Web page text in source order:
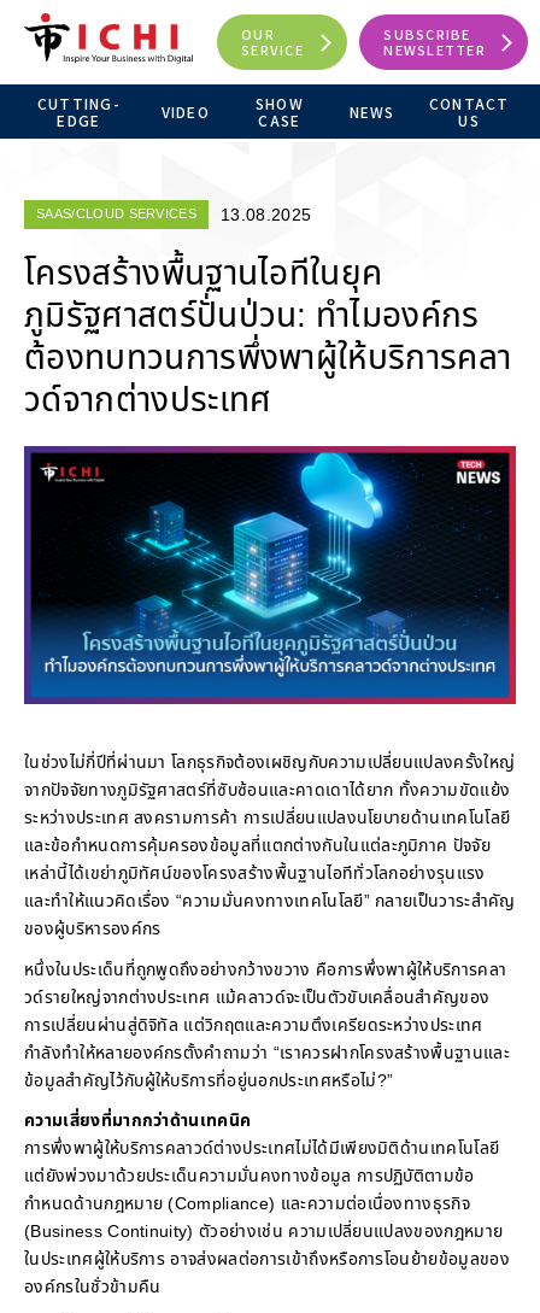
OUR
SERVICE
SUBSCRIBE
NEWSLETTER
CUTTING-
EDGE
VIDEO
SHOW
CASE
NEWS
CONTACT
US
SAAS/CLOUD SERVICES 13.08.2025
โครงสร้างพื้นฐานไอทีในยุค
ภูมิรัฐศาสตร์ปั่นป่วน: ทำไมองค์กร
ต้องทบทวนการพึ่งพาผู้ให้บริการคลา
วด์จากต่างประเทศ
ในช่วงไม่กี่ปีที่ผ่านมา โลกธุรกิจต้องเผชิญกับความเปลี่ยนแปลงครั้งใหญ่
จากปัจจัยทางภูมิรัฐศาสตร์ที่ซับซ้อนและคาดเดาได้ยาก ทั้งความขัดแย้ง
ระหว่างประเทศ สงครามการค้า การเปลี่ยนแปลงนโยบายด้านเทคโนโลยี
และข้อกำหนดการคุ้มครองข้อมูลที่แตกต่างกันในแต่ละภูมิภาค ปัจจัย
เหล่านี้ได้เขย่าภูมิทัศน์ของโครงสร้างพื้นฐานไอทีทั่วโลกอย่างรุนแรง
และทำให้แนวคิดเรื่อง “ความมั่นคงทางเทคโนโลยี” กลายเป็นวาระสำคัญ
ของผู้บริหารองค์กร
หนึ่งในประเด็นที่ถูกพูดถึงอย่างกว้างขวาง คือการพึ่งพาผู้ให้บริการคลา
วด์รายใหญ่จากต่างประเทศ แม้คลาวด์จะเป็นตัวขับเคลื่อนสำคัญของ
การเปลี่ยนผ่านสู่ดิจิทัล แต่วิกฤตและความตึงเครียดระหว่างประเทศ
กำลังทำให้หลายองค์กรตั้งคำถามว่า “เราควรฝากโครงสร้างพื้นฐานและ
ข้อมูลสำคัญไว้กับผู้ให้บริการที่อยู่นอกประเทศหรือไม่?”
ความเสี่ยงที่มากกว่าด้านเทคนิค
การพึ่งพาผู้ให้บริการคลาวด์ต่างประเทศไม่ได้มีเพียงมิติด้านเทคโนโลยี
แต่ยังพ่วงมาด้วยประเด็นความมั่นคงทางข้อมูล การปฏิบัติตามข้อ
กำหนดด้านกฎหมาย (Compliance) และความต่อเนื่องทางธุรกิจ
(Business Continuity) ตัวอย่างเช่น ความเปลี่ยนแปลงของกฎหมาย
ในประเทศผู้ให้บริการ อาจส่งผลต่อการเข้าถึงหรือการโอนย้ายข้อมูลของ
องค์กรในชั่วข้ามคืน